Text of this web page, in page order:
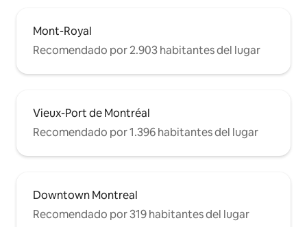
Mont-Royal
Recomendado por 2.903 habitantes del lugar
Vieux-Port de Montréal
Recomendado por 1.396 habitantes del lugar
Downtown Montreal
Recomendado por 319 habitantes del lugar